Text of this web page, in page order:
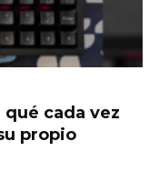
cada vez
propio